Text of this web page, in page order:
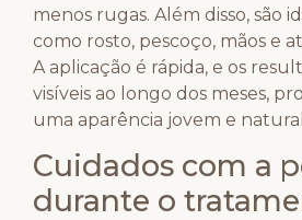
menos rugas. Além disso, são
como rosto, pescoço, mãos e
A aplicação é rápida, e os
visíveis ao longo dos meses,
uma aparência jovem e
Cuidados com a
durante o